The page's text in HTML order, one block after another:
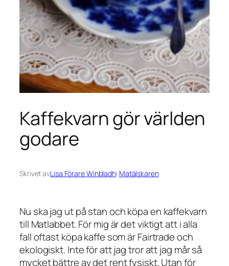
Kaffekvarn gör världen
godare
Skrivet avLisa Förare Winbladhi Matälskaren
Nu ska jag ut på stan och köpa en kaffekvarn
till Matlabbet. För mig är det viktigt att i alla
fall oftast köpa kaffe som är Fairtrade och
ekologiskt. Inte för att jag tror att jag mår så
mycket bättre av det rent fysiskt. Utan för